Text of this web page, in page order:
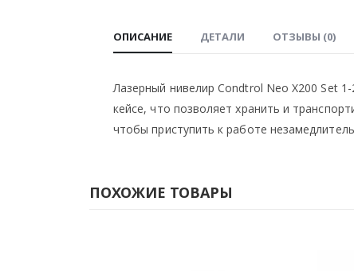
ОПИСАНИЕ ДЕТАЛИ ОТЗЫВЫ (0)
Лазерный нивелир Condtrol Neo X200 Set
кейсе, что позволяет хранить и
чтобы приступить к работе
ПОХОЖИЕ ТОВАРЫ